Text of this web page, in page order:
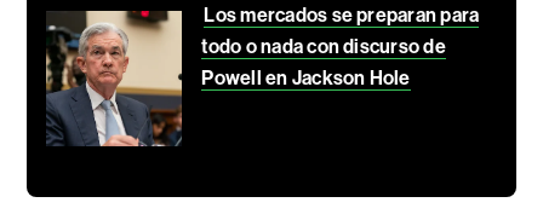
Los mercados se preparan para
todo o nada con discurso de
Powell en Jackson Hole